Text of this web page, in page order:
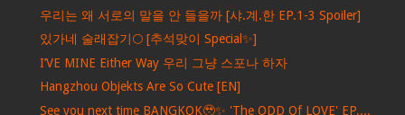
우리는 왜 서로의 말을 안 들을까 [샤.계.한 EP.1-3 Spoiler]
있가네 술래잡기🌕 [추석맞이 Special✨]
I’VE MINE Either Way 우리 그냥 스포나 하자
Hangzhou Objekts Are So Cute [EN]
See you next time BANGKOK🥹✨ 'The ODD Of LOVE' EP....